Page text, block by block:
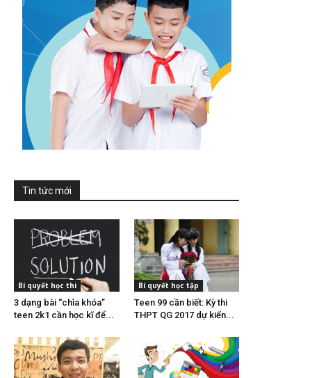
Tin tức mới
Bí quyết học thi
3 dạng bài “chìa khóa”
teen 2k1 cần học kĩ để...
Bí quyết học tập
Teen 99 cần biết: Kỳ thi
THPT QG 2017 dự kiến...